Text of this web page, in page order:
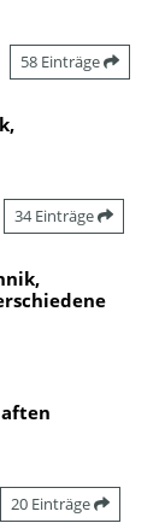
58 Einträge
34 Einträge
20 Einträge